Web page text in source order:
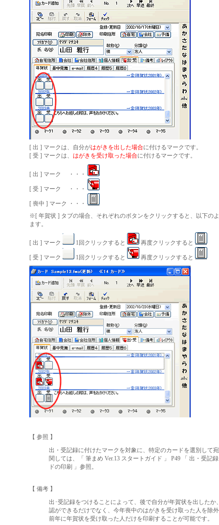
[ 出 ] マークは、自分がはがきを出した場合に付けるマークです。
[ 受 ] マークは、 はがきを受け取った場合に付けるマークです。
[ 出 ] マーク ・・・
[ 受 ] マーク ・・・
[ 喪中 ] マーク ・・・
※[ 年賀状 ] タブの場合、それぞれのボタンをクリックすると、以下の
ます。
[ 出 ] マーク 1回クリックすると 再度クリックすると
[ 受 ] マーク 1回クリックすると 再度クリックすると
【 参照 】
出・受記録に付けたマークを対象に、特定のカードを選別して
関しては、「 筆まめ Ver.13 スタートガイド 」 P49 「 出・受記
ドの印刷 」参照。
【 備考 】
出･受記録をつけることによって、後で自分が年賀状を出したか
認ができるだけでなく、今年喪中のはがきを受け取った人を除
前年に年賀状を受け取った人だけを印刷することが可能です。